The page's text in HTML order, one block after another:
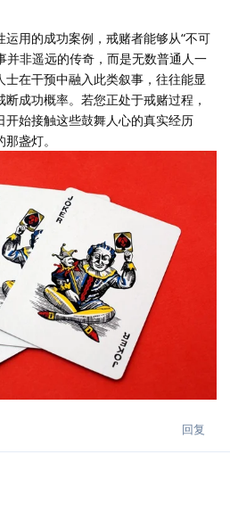
用的成功案例，戒赌者能够从“不可
并非遥远的传奇，而是无数普通人一
在干预中融入此类叙事，往往能显
成功概率。若您正处于戒赌过程，
始接触这些鼓舞人心的真实经历
盏灯。
回复